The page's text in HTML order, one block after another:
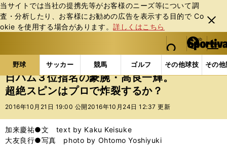
当サイトでは当社の提携先等がお客様のニーズ等について調
査・分析したり、お客様にお勧めの広告を表⽰する⽬的で Co
okie を使⽤する場合があります。詳しくはこちら
閉じ
る
web Sportiva (webスポルティーバ)
検索
マイペ
ー
ジ
メニュ
野球 サッカー 競馬 ゴルフ その他球技 その
b
ス
ポ
ル
バ
野球の記事一覧 プロ野球 日ハム３位指名の豪腕・
日ハム３位指名の豪腕・高良一輝。
超絶スピンはプロで炸裂するか？
2016年10月21日 19:00 公開 2016年10月24日 12:37 更新
加来慶祐●文 text by Kaku Keisuke
大友良行●写真 photo by Ohtomo Yoshiyuki